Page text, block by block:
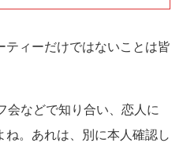
ティーだけではないことは皆
会などで知り合い、恋人に
。あれは、別に本人確認し